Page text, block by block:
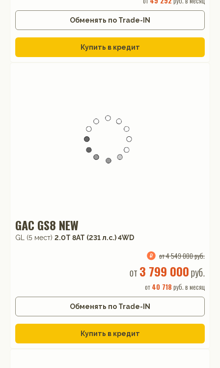
Обменять по Trade-IN
Купить в кредит
GAC GS8 NEW
GL (5 мест) 2.0T 8AT (231 л.с.) 4WD
от 4 549 000 руб.
от 3 799 000руб.
от40 718 руб. в месяц
Обменять по Trade-IN
Купить в кредит